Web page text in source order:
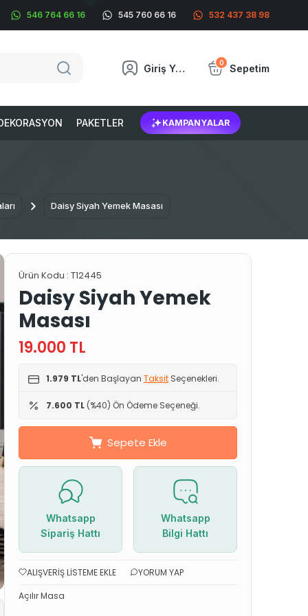
546 764 66 16 545 760 66 16 532 437 38 98
Giriş Yap 0 Sepetim
PAKETLER KAMPANYALAR
Daisy Siyah Yemek Masası
Ürün Kodu : T12445
Daisy Siyah Yemek
Masası
19.000 TL
1.979 TL'den Başlayan Taksit Seçenekleri.
7.600 TL (%40) Ön Ödeme Seçeneği.
Sepete Ekle
Whatsapp
Sipariş Hattı
Whatsapp
Bilgi Hattı
ALIŞVERIŞ LISTEME EKLE
YORUM YAP
Açılır Masa